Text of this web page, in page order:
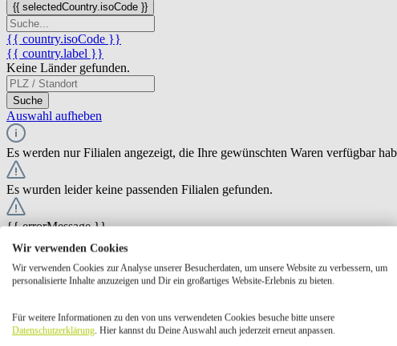
{{ selectedCountry.isoCode }}
{{ country.isoCode }}
{{ country.label }}
Keine Länder gefunden.
Suche
Auswahl aufheben
Es werden nur Filialen angezeigt, die Ihre gewünschten Waren verfügbar
Es wurden leider keine passenden Filialen gefunden.
{{ errorMessage }}
{{ Math.round(store.extensions.neti_store_pickup_distance.distance *
{{ store.label }}
Ausgewählt Auswählen Öffnungszeiten
Öffnungszeiten:
Wir verwenden Cookies
Wir verwenden Cookies zur Analyse unserer Besucherdaten, um unsere Website zu verbessern, um
personalisierte Inhalte anzuzeigen und Dir ein großartiges Website-Erlebnis zu bieten.
Für weitere Informationen zu den von uns verwendeten Cookies besuche bitte unsere
Datenschutzerklärung. Hier kannst du Deine Auswahl auch jederzeit erneut anpassen.